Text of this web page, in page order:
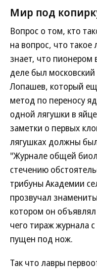
Мир под
Вопрос о том, кто
на вопрос, что такое
знает, что пионером
деле был
Лопашев, который
метод по переносу
одной лягушки в
заметки о первых
лягушках должны
"Журнале общей
стечению
трибуны Академии
прозвучал
котором он
чего тираж журнала
пущен под нож.
Так что лавры